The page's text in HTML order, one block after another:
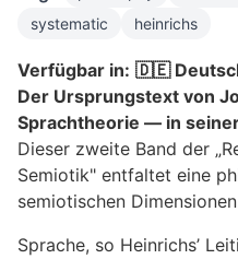
systematic
heinrichs
Verfügbar in: 🇩🇪
Der Ursprungstext von
Sprachtheorie — in
Dieser zweite Band der
Semiotik" entfaltet eine
semiotischen
Sprache, so Heinrichs’